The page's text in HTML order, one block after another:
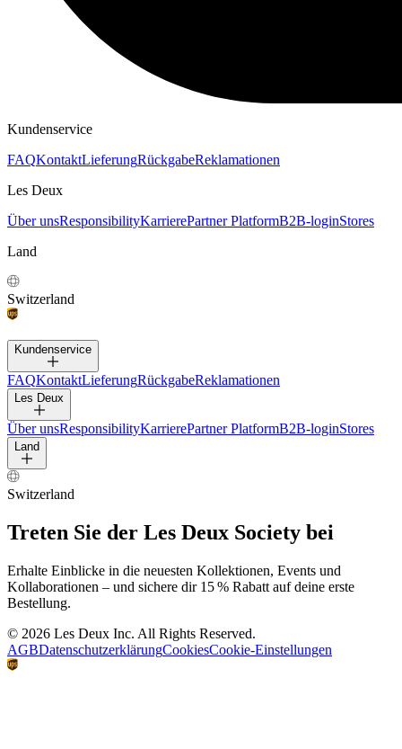
Kundenservice
FAQKontaktLieferungRückgabeReklamationen
Les Deux
Über unsResponsibilityKarrierePartner PlatformB2B-loginStores
Land
Switzerland
Kundenservice
FAQKontaktLieferungRückgabeReklamationen
Les Deux
Über unsResponsibilityKarrierePartner PlatformB2B-loginStores
Land
Switzerland
Treten Sie der Les Deux Society bei
Erhalte Einblicke in die neuesten Kollektionen, Events und
Kollaborationen – und sichere dir 15 % Rabatt auf deine erste
Bestellung.
© 2026 Les Deux Inc. All Rights Reserved.
AGBDatenschutzerklärungCookiesCookie-Einstellungen